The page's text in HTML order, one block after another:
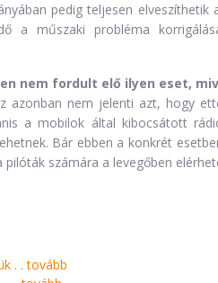
pedig teljesen
a műszaki probléma
nem fordult elő ilyen eset,
azonban nem jelenti azt, hogy
a mobilok által kibocsátott
Bár ebben a konkrét
számára a levegőben
. .tovább